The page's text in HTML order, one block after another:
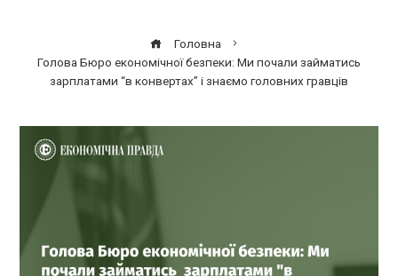
Головна
Голова Бюро економічної безпеки: Ми почали займатись
зарплатами “в конвертах” і знаємо головних гравців